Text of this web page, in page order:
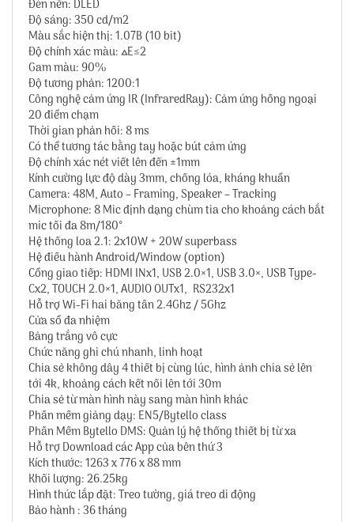
Đèn nền: DLED
Độ sáng: 350 cd/m2
Màu sắc hiện thị: 1.07B (10 bit)
Độ chính xác màu: △E≤2
Gam màu: 90%
Độ tương phản: 1200:1
Công nghệ cảm ứng IR (InfraredRay): Cảm ứng hồng ngoại
20 điểm chạm
Thời gian phản hồi: 8 ms
Có thể tương tác bằng tay hoặc bút cảm ứng
Độ chính xác nét viết lên đến ±1mm
Kính cường lực độ dày 3mm, chống lóa, kháng khuẩn
Camera: 48M, Auto – Framing, Speaker – Tracking
Microphone: 8 Mic định dạng chùm tia cho khoảng cách bắt
mic tối đa 8m/180°
Hệ thống loa 2.1: 2x10W + 20W superbass
Hệ điều hành Android/Window (option)
Cổng giao tiếp: HDMI INx1, USB 2.0×1, USB 3.0×, USB Type-
Cx2, TOUCH 2.0×1, AUDIO OUTx1, RS232x1
Hỗ trợ Wi-Fi hai băng tần 2.4Ghz / 5Ghz
Cửa sổ đa nhiệm
Bảng trắng vô cực
Chức năng ghi chú nhanh, linh hoạt
Chia sẻ không dây 4 thiết bị cùng lúc, hình ảnh chia sẻ lên
tới 4k, khoảng cách kết nối lên tới 30m
Chia sẻ từ màn hình này sang màn hình khác
Phần mềm giảng dạy: EN5/Bytello class
Phần Mềm Bytello DMS: Quản lý hệ thống thiết bị từ xa
Hỗ trợ Download các App của bên thứ 3
Kích thước: 1263 x 776 x 88 mm
Khối lượng: 26.25kg
Hình thức lắp đặt: Treo tường, giá treo di động
Bảo hành : 36 tháng